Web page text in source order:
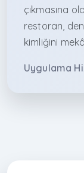
çıkmasına
restoran,
kimliğini
Uygulama